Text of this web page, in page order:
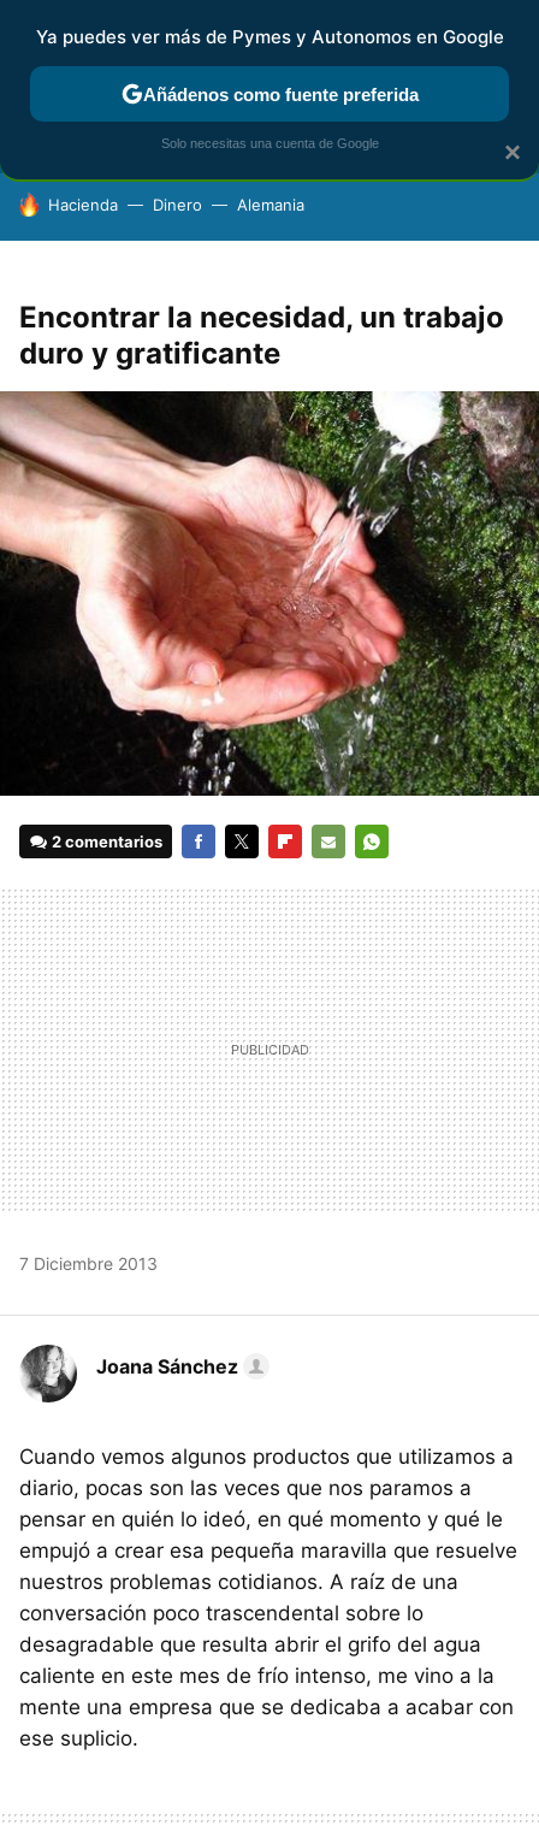
FISCALIDAD Y CONTABILIDAD KIT DIGITAL RENTA
HOY SE HABLA DE
Hacienda Dinero Alemania
Encontrar la necesidad, un trabajo
duro y gratificante
2 comentarios
MAIL
7 Diciembre 2013
Joana Sánchez
Cuando vemos algunos productos que utilizamos a
diario, pocas son las veces que nos paramos a
pensar en quién lo ideó, en qué momento y qué le
empujó a crear esa pequeña maravilla que resuelve
nuestros problemas cotidianos. A raíz de una
conversación poco trascendental sobre lo
desagradable que resulta abrir el grifo del agua
caliente en este mes de frío intenso, me vino a la
mente una empresa que se dedicaba a acabar con
ese suplicio.
×
Ya puedes ver más de Pymes y Autonomos en Google
Añádenos como fuente preferida
Solo necesitas una cuenta de Google